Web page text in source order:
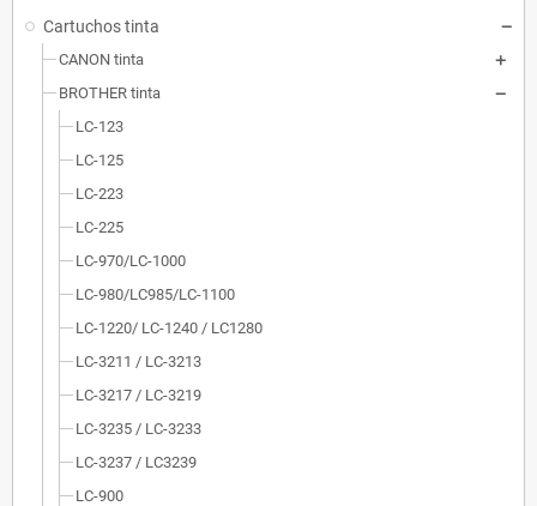
Cartuchos tinta
CANON tinta
BROTHER tinta
LC-123
LC-125
LC-223
LC-225
LC-970/LC-1000
LC-980/LC985/LC-1100
LC-1220/ LC-1240 / LC1280
LC-3211 / LC-3213
LC-3217 / LC-3219
LC-3235 / LC-3233
LC-3237 / LC3239
LC-900